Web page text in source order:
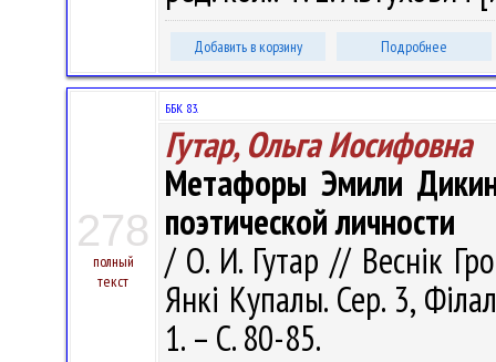
Добавить в корзину Подробнее
278
полный
текст
ББК 83.
Гутар, Ольга Иосифовна
Метафоры Эмили
поэтической личности
/ О. И. Гутар // Веснік
Янкі Купалы. Сер. 3,
1. – С. 80-85.